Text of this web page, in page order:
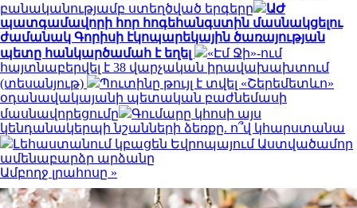
բանականությամբ ստեղծված երգերը
ԱԺ
պատգամավորի հոր հոգեհանգստին մասնակցելու
ժամանակ Գորիսի էկոպարեկային ծառայության
պետը հանկարծամահ է եղել
«Էմ Ջի»-ում
հայտնաբերվել է 38 վարչական իրավախախտում
(տեսանյութ)
Պուտինը թույլ է տվել «Շերեմետևո»
օդանավակայանի պետական բաժնեմասի
մասնավորեցումը
Գումարը կհոսի այս
կենդանակերպի նշանների ձեռքը. ո՞վ կհարստանա
Լեհաստանում կբացեն Եվրոպայում Աստվածամոր
ամենաբարձր արձանը
Ամբողջ լրահոսը »